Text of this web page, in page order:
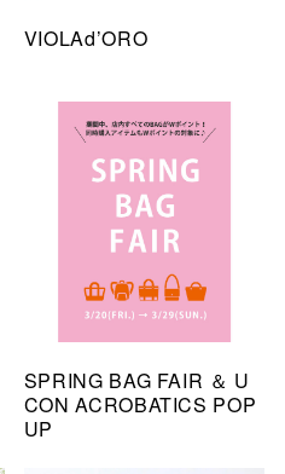
VIOLAd’ORO
SPRING BAG FAIR ＆ U
CON ACROBATICS POP
UP